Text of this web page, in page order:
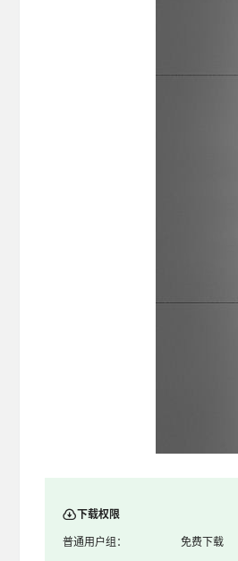
下载权限
普通用户组： 免费下载